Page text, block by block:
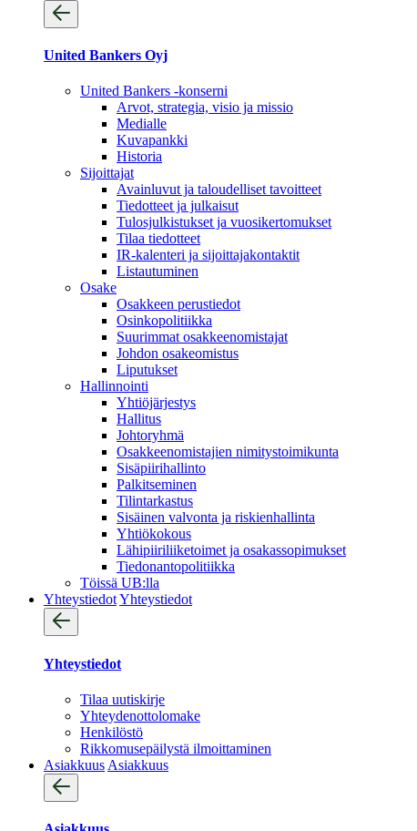
United Bankers Oyj
United Bankers -konserni
Arvot, strategia, visio ja missio
Medialle
Kuvapankki
Historia
Sijoittajat
Avainluvut ja taloudelliset tavoitteet
Tiedotteet ja julkaisut
Tulosjulkistukset ja vuosikertomukset
Tilaa tiedotteet
IR-kalenteri ja sijoittajakontaktit
Listautuminen
Osake
Osakkeen perustiedot
Osinkopolitiikka
Suurimmat osakkeenomistajat
Johdon osakeomistus
Liputukset
Hallinnointi
Yhtiöjärjestys
Hallitus
Johtoryhmä
Osakkeenomistajien nimitystoimikunta
Sisäpiirihallinto
Palkitseminen
Tilintarkastus
Sisäinen valvonta ja riskienhallinta
Yhtiökokous
Lähipiiriliiketoimet ja osakassopimukset
Tiedonantopolitiikka
Töissä UB:lla
YhteystiedotYhteystiedot
Yhteystiedot
Tilaa uutiskirje
Yhteydenotto­lomake
Henkilöstö
Rikkomusepäilystä ilmoittaminen
Asiakkuus Asiakkuus